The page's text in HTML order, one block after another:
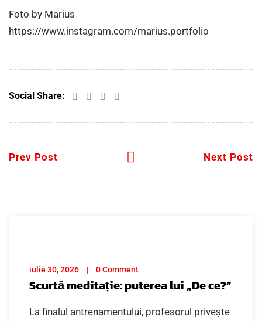
Foto by Marius
https://www.instagram.com/marius.portfolio
Social Share:
Prev Post Next Post
iulie 30, 2026 0 Comment
Scurtă meditație: puterea lui „De ce?”
La finalul antrenamentului, profesorul privește